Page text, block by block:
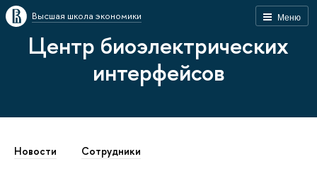
Меню
Высшая школа экономики
Центр биоэлектрических
интерфейсов
Новости Сотрудники